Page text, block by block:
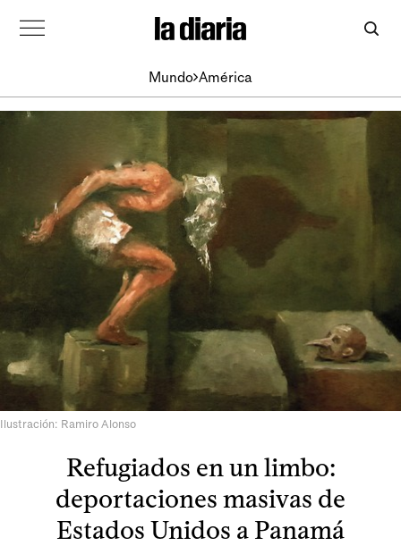
Mundo América
Ilustración: Ramiro Alonso
Refugiados en un limbo:
deportaciones masivas de
Estados Unidos a Panamá